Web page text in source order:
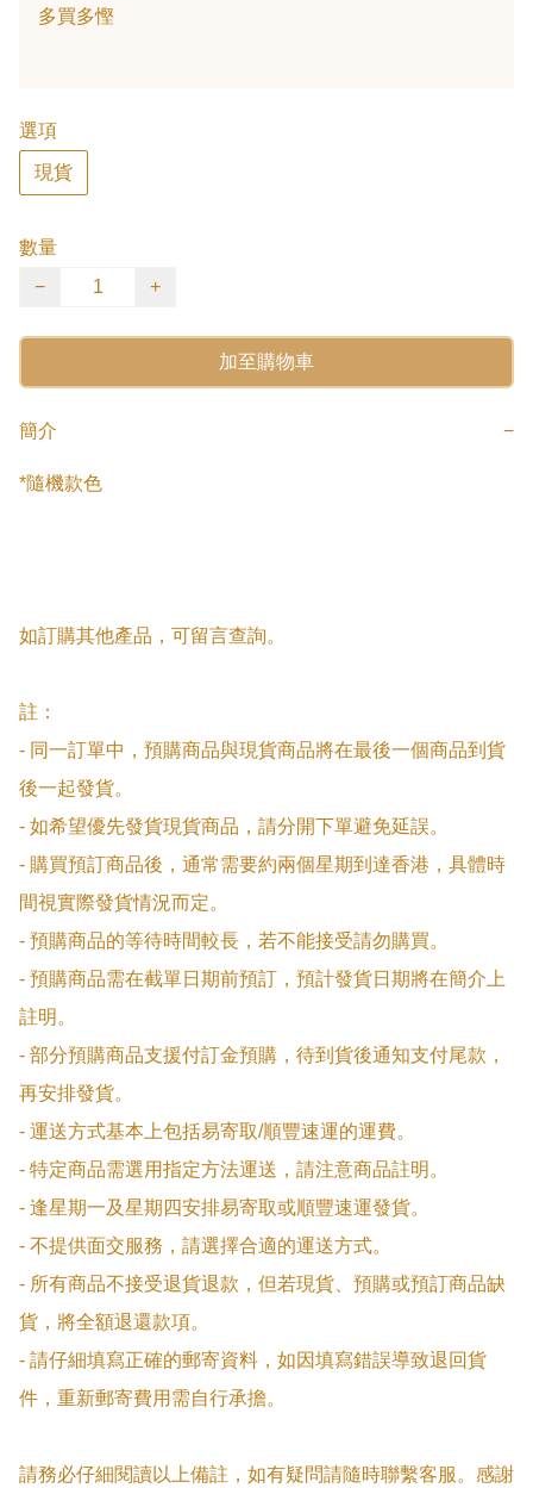
多買多慳
選項
現貨
數量
−
+
加至購物車
簡介 −
*隨機款色
如訂購其他產品，可留言查詢。
註：
- 同一訂單中，預購商品與現貨商品將在最後一個商品到貨
後一起發貨。
- 如希望優先發貨現貨商品，請分開下單避免延誤。
- 購買預訂商品後，通常需要約兩個星期到達香港，具體時
間視實際發貨情況而定。
- 預購商品的等待時間較長，若不能接受請勿購買。
- 預購商品需在截單日期前預訂，預計發貨日期將在簡介上
註明。
- 部分預購商品支援付訂金預購，待到貨後通知支付尾款，
再安排發貨。
- 運送方式基本上包括易寄取/順豐速運的運費。
- 特定商品需選用指定方法運送，請注意商品註明。
- 逢星期一及星期四安排易寄取或順豐速運發貨。
- 不提供面交服務，請選擇合適的運送方式。
- 所有商品不接受退貨退款，但若現貨、預購或預訂商品缺
貨，將全額退還款項。
- 請仔細填寫正確的郵寄資料，如因填寫錯誤導致退回貨
件，重新郵寄費用需自行承擔。
請務必仔細閱讀以上備註，如有疑問請隨時聯繫客服。感謝